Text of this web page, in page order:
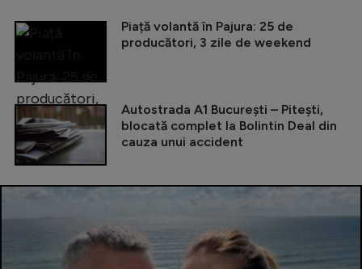
Piață volantă în Pajura: 25 de
producători, 3 zile de weekend
Autostrada A1 București – Pitești,
blocată complet la Bolintin Deal din
cauza unui accident